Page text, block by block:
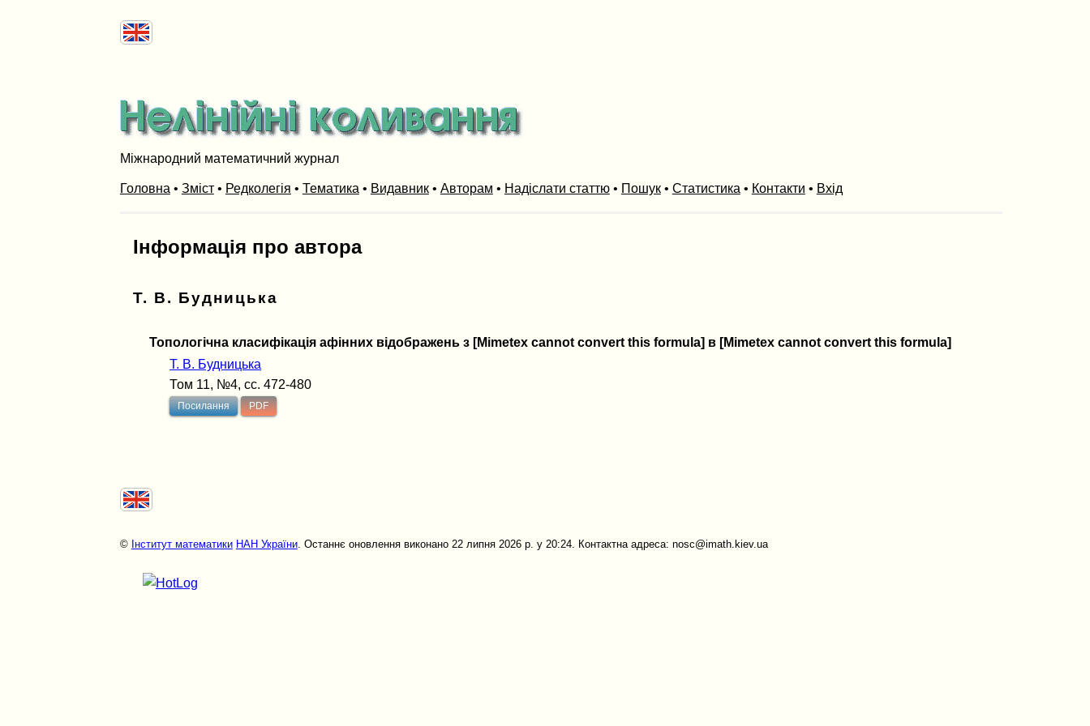
Міжнародний математичний журнал
Головна • Зміст• Редколегія • Тематика • Видавник• Авторам • Надіслати статтю• Пошук• Статистика • Контакти • Вхід
Інформація про автора
Т. В. Будницька
Топологічна класифікація афінних відображень з [Mimetex cannot convert this formula] в [Mimetex cannot convert this formula]
Т. В. Будницька
Том 11, №4, сс. 472-480
Посилання PDF
© Інститут математики НАН України. Останнє оновлення виконано 22 липня 2026 р. у 20:24. Контактна адреса: nosc@imath.kiev.ua